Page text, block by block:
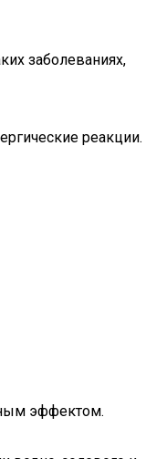
заболеваниях,
реакции.
эффектом.